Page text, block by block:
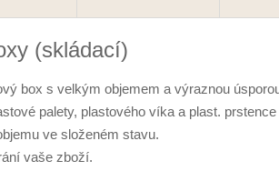
(skládací)
box s velkým objemem a výraznou
palety, plastového víka a plast.
ve složeném stavu.
vaše zboží.